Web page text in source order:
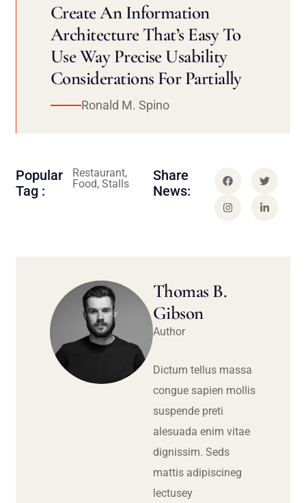
Create An Information
Architecture That’s Easy To
Use Way Precise Usability
Considerations For Partially
Ronald M. Spino
Popular
Tag :
Restaurant,
Food, Stalls
Share
News:
Thomas B.
Gibson
Author
Dictum tellus massa
congue sapien mollis
suspende preti
alesuada enim vitae
dignissim. Seds
mattis adipiscineg
lectusey